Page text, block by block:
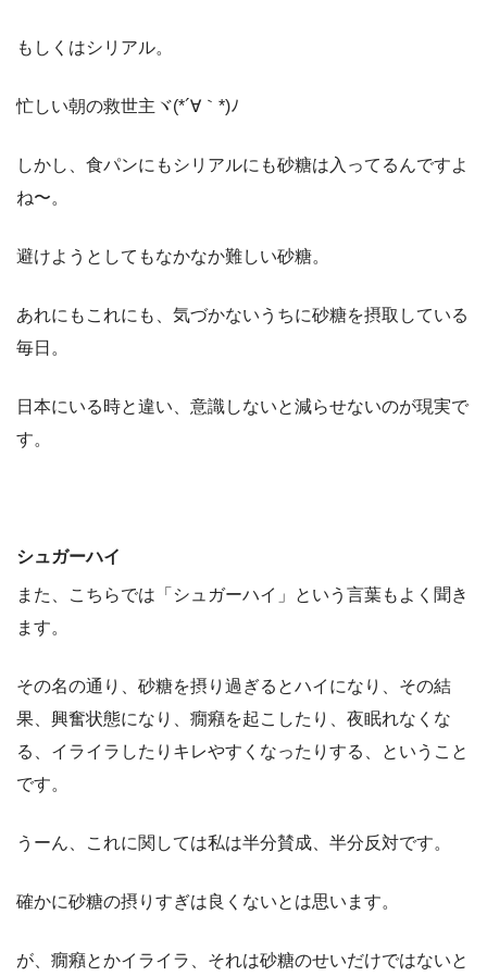
もしくはシリアル。
忙しい朝の救世主ヾ(*´∀｀*)ﾉ
しかし、食パンにもシリアルにも砂糖は入ってるんですよ
ね〜。
避けようとしてもなかなか難しい砂糖。
あれにもこれにも、気づかないうちに砂糖を摂取している
毎日。
日本にいる時と違い、意識しないと減らせないのが現実で
す。
シュガーハイ
また、こちらでは「シュガーハイ」という言葉もよく聞き
ます。
その名の通り、砂糖を摂り過ぎるとハイになり、その結
果、興奮状態になり、癇癪を起こしたり、夜眠れなくな
る、イライラしたりキレやすくなったりする、ということ
です。
うーん、これに関しては私は半分賛成、半分反対です。
確かに砂糖の摂りすぎは良くないとは思います。
が、癇癪とかイライラ、それは砂糖のせいだけではないと